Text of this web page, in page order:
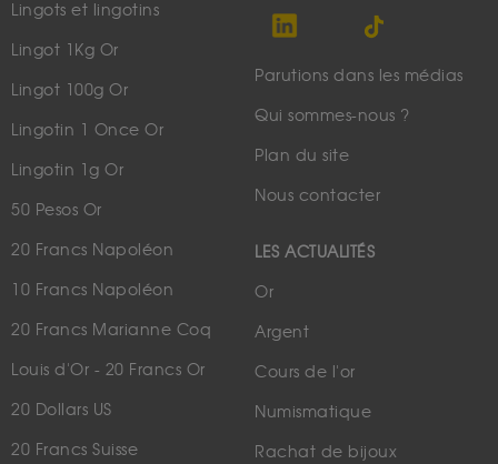
Lingots et lingotins
Lingot 1Kg Or
Lingot 100g Or
Lingotin 1 Once Or
Lingotin 1g Or
50 Pesos Or
20 Francs Napoléon
10 Francs Napoléon
20 Francs Marianne Coq
Louis d'Or - 20 Francs Or
20 Dollars US
20 Francs Suisse
Parutions dans les médias
Qui sommes-nous ?
Plan du site
Nous contacter
LES ACTUALITÉS
Or
Argent
Cours de l'or
Numismatique
Rachat de bijoux